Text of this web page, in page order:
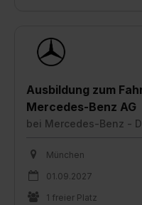
Ausbildung zum
Mercedes-Benz AG
bei Mercedes-Benz -
München
01.09.2027
1 freier Platz